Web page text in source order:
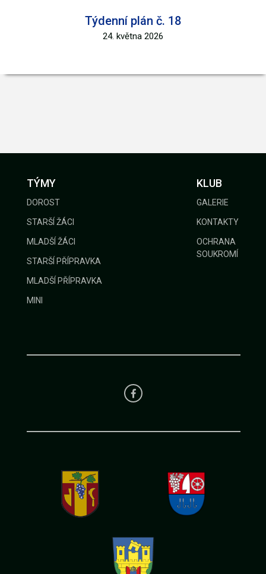
Týdenní plán č. 18
24. května 2026
TÝMY
DOROST
STARŠÍ ŽÁCI
MLADŠÍ ŽÁCI
STARŠÍ PŘÍPRAVKA
MLADŠÍ PŘÍPRAVKA
MINI
KLUB
GALERIE
KONTAKTY
OCHRANA
SOUKROMÍ